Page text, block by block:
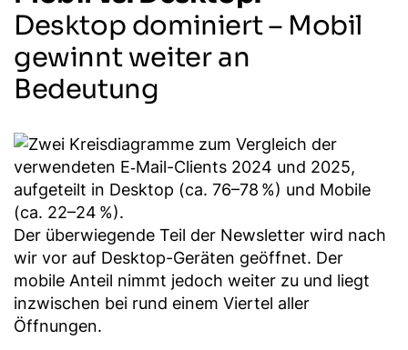
Desktop dominiert – Mobil
gewinnt weiter an
Bedeutung
Der überwiegende Teil der Newsletter wird nach
wir vor auf Desktop-Geräten geöffnet. Der
mobile Anteil nimmt jedoch weiter zu und liegt
inzwischen bei rund einem Viertel aller
Öffnungen.